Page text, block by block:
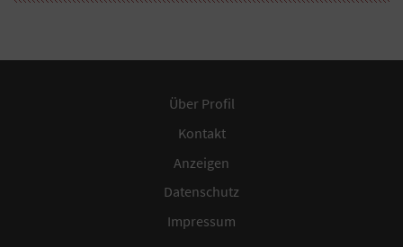
Über Profil
Kontakt
Anzeigen
Datenschutz
Impressum